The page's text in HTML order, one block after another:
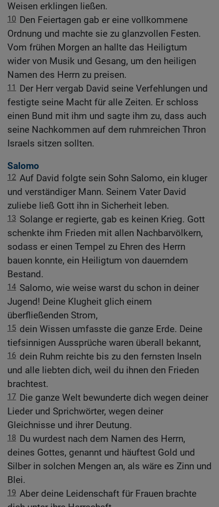
Weisen erklingen ließen.
10 Den Feiertagen gab er eine vollkommene
Ordnung und machte sie zu glanzvollen Festen.
Vom frühen Morgen an hallte das Heiligtum
wider von Musik und Gesang, um den heiligen
Namen des Herrn zu preisen.
11
Der Herr vergab David seine Verfehlungen und
festigte seine Macht für alle Zeiten. Er schloss
einen Bund mit ihm und sagte ihm zu, dass auch
seine Nachkommen auf dem ruhmreichen Thron
Israels sitzen sollten.
Salomo
12 Auf David folgte sein Sohn Salomo, ein kluger
und verständiger Mann. Seinem Vater David
zuliebe ließ Gott ihn in Sicherheit leben.
13 Solange er regierte, gab es keinen Krieg. Gott
schenkte ihm Frieden mit allen Nachbarvölkern,
sodass er einen Tempel zu Ehren des Herrn
bauen konnte, ein Heiligtum von dauerndem
Bestand.
14 Salomo, wie weise warst du schon in deiner
Jugend! Deine Klugheit glich einem
überfließenden Strom,
15 dein Wissen umfasste die ganze Erde. Deine
tiefsinnigen Aussprüche waren überall bekannt,
16 dein Ruhm reichte bis zu den fernsten Inseln
und alle liebten dich, weil du ihnen den Frieden
brachtest.
17 Die ganze Welt bewunderte dich wegen deiner
Lieder und Sprichwörter, wegen deiner
Gleichnisse und ihrer Deutung.
18 Du wurdest nach dem Namen des Herrn,
deines Gottes, genannt und häuftest Gold und
Silber in solchen Mengen an, als wäre es Zinn und
Blei.
19 Aber deine Leidenschaft für Frauen brachte